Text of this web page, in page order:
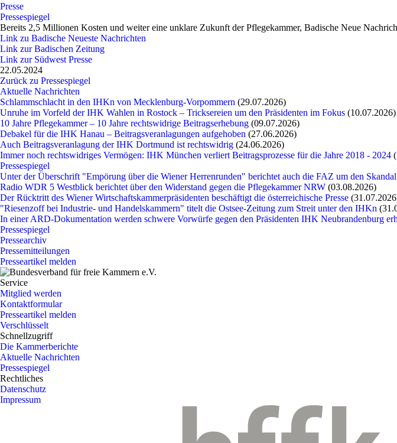
Presse
Pressespiegel
Bereits 2,5 Millionen Kosten und weiter eine unklare Zukunft der Pflegekammer, Badische Neue
Link zu Badische Neueste Nachrichten
Link zur Badischen Zeitung
Link zur Südwest Presse
22.05.2024
Zurück zu Pressespiegel
Aktuelle Nachrichten
Schlammschlacht in den IHKn von Mecklenburg-Vorpommern (29.07.2026)
Unruhe im Vorfeld der IHK Wahlen in Rostock – Tricksereien um den Präsidenten im Fokus (10.07.2026)
10 Jahre Pflegekammer – 10 Jahre rechtswidrige Beitragserhebung (09.07.2026)
Debakel für die IHK Hanau – Beitragsveranlagungen aufgehoben (27.06.2026)
Auch Beitragsveranlagung der IHK Dortmund ist rechtswidrig (24.06.2026)
Immer noch rechtswidriges Vermögen: IHK München verliert Beitragsprozesse für die Jahre 2018 - 2024
Pressespiegel
Unter der Überschrift "Empörung über die Wiener Herrenrunden" berichtet auch die FAZ um den
Radio WDR 5 Westblick berichtet über den Widerstand gegen die Pflegekammer NRW (03.08.2026)
Der Rücktritt des Wiener Wirtschaftskammerpräsidenten beschäftigt die österreichische Presse
"Riesenzoff bei Industrie- und Handelskammern" titelt die Ostsee-Zeitung zum Streit unter den IHKn
In einer ARD-Dokumentation werden schwere Vorwürfe gegen den Präsidenten IHK Neubrandenburg
Pressespiegel
Pressearchiv
Pressemitteilungen
Presseartikel melden
Service
Mitglied werden
Kontaktformular
Presseartikel melden
Verschlüsselt
Schnellzugriff
Die Kammerberichte
Aktuelle Nachrichten
Pressespiegel
Rechtliches
Datenschutz
Impressum